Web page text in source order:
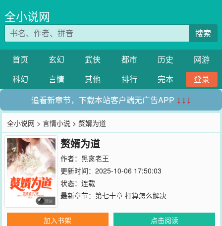
全小说网
搜索
首页 玄幻 武侠 都市 历史
网游
科幻
言情 其他 排行 完本
登录
追看新章节，下载本站客户端无广告APP ↓↓↓
全小说网 >言情小说 > 赘婿为道
赘婿为道
作者： 黑禽老王
更新时间：2025-10-06 17:50:03
状态：连载
最新章节： 第七十章 打算怎么解决
加入书架
点击阅读